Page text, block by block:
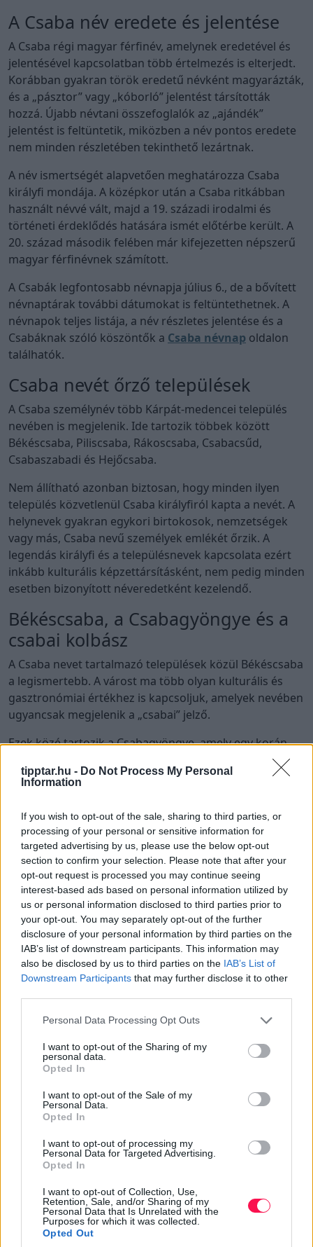
tipptar.hu - Do Not Process My Personal
Information
If you wish to opt-out of the sale, sharing to third parties, or
processing of your personal or sensitive information for
targeted advertising by us, please use the below opt-out
section to confirm your selection. Please note that after your
opt-out request is processed you may continue seeing
interest-based ads based on personal information utilized by
us or personal information disclosed to third parties prior to
your opt-out. You may separately opt-out of the further
disclosure of your personal information by third parties on the
IAB’s list of downstream participants. This information may
also be disclosed by us to third parties on the IAB’s List of
Downstream Participants that may further disclose it to other
Please note that this website/app uses one or more Google
not limited to your visit or usage behaviour. You may click to
grant or deny consent to Google and its third-party tags to
use your data for below specified purposes in below Google
consent section.
Personal Data Processing Opt Outs
I want to opt-out of the Sharing of my
personal data.
Opted In
I want to opt-out of the Sale of my
Personal Data.
Opted In
I want to opt-out of processing my
Personal Data for Targeted Advertising.
Opted In
I want to opt-out of Collection, Use,
Retention, Sale, and/or Sharing of my
Personal Data that Is Unrelated with the
Purposes for which it was collected.
Opted Out
A Csaba név eredete és jelentése
A Csaba régi magyar férfinév, amelynek eredetével és
jelentésével kapcsolatban több értelmezés is elterjedt.
Korábban gyakran török eredetű névként magyarázták,
és a „pásztor” vagy „kóborló” jelentést társították
hozzá. Újabb névtani összefoglalók az „ajándék”
jelentést is feltüntetik, miközben a név pontos eredete
nem minden részletében tekinthető lezártnak.
A név ismertségét alapvetően meghatározza Csaba
királyfi mondája. A középkor után a Csaba ritkábban
használt névvé vált, majd a 19. századi irodalmi és
történeti érdeklődés hatására ismét előtérbe került. A
20. század második felében már kifejezetten népszerű
magyar férfinévnek számított.
A Csabák legfontosabb névnapja július 6., de a bővített
névnaptárak további dátumokat is feltüntethetnek. A
névnapok teljes listája, a név részletes jelentése és a
Csabáknak szóló köszöntők a Csaba névnap oldalon
találhatók.
Csaba nevét őrző települések
A Csaba személynév több Kárpát-medencei település
nevében is megjelenik. Ide tartozik többek között
Békéscsaba, Piliscsaba, Rákoscsaba, Csabacsűd,
Csabaszabadi és Hejőcsaba.
Nem állítható azonban biztosan, hogy minden ilyen
település közvetlenül Csaba királyfiról kapta a nevét. A
helynevek gyakran egykori birtokosok, nemzetségek
vagy más, Csaba nevű személyek emlékét őrzik. A
legendás királyfi és a településnevek kapcsolata ezért
inkább kulturális képzettársításként, nem pedig minden
esetben bizonyított néveredetként kezelendő.
Békéscsaba, a Csabagyöngye és a
csabai kolbász
A Csaba nevet tartalmazó települések közül Békéscsaba
a legismertebb. A várost ma több olyan kulturális és
gasztronómiai értékhez is kapcsoljuk, amelyek nevében
ugyancsak megjelenik a „csabai” jelző.
Ezek közé tartozik a Csabagyöngye, amely egy korán
érő, muskotályos jellegű csemegeszőlő-fajta. Története
Békéscsabához és Stark Adolf nevéhez kötődik. A fajta a
és több későbbi szőlőfajta nemesítésében is szerepet
kapott.
Békéscsaba másik híres értéke a csabai kolbász, illetve
a csabai vastagkolbász. A hagyományos termék
sertéshúsból és sertésszalonnából készül, jellegzetes
fűszere a paprika. A csabai kolbász a Hungarikumok
Gyűjteményének része, készítéséhez pedig több
generáción át öröklődő helyi hagyományok
kapcsolódnak.
A városban megrendezett Csabai Kolbászfesztivál a
térség egyik legismertebb gasztronómiai és kulturális
rendezvénye. Bár ezek az értékek már nem
jól mutatják, mennyi különböző történeti és kulturális
jelentés társult az évszázadok során a Csaba névhez.
Miért maradt fenn Csaba királyfi
legendája?
Csaba királyfi története azért maradhatott élő
évszázadokon keresztül, mert egyszerre adott
látványára és arra a reményre, hogy a legnagyobb
veszélyben sem maradnak segítség nélkül.
A legenda központi gondolata ma is könnyen érthető: a